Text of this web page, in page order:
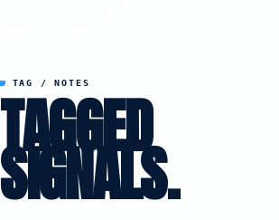
TAG / NOTES
TAGGED
SIGNALS.